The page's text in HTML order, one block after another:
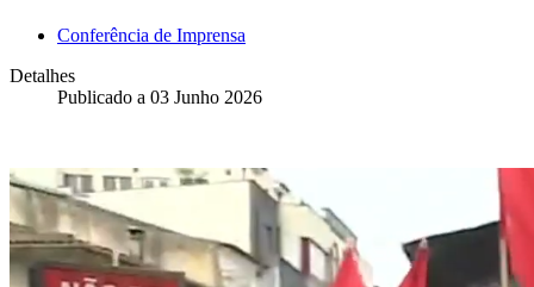
Conferência de Imprensa
Detalhes
Publicado a 03 Junho 2026